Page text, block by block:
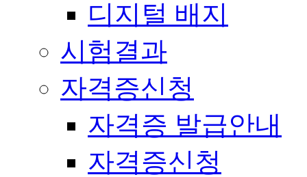
디지털 배지
시험결과
자격증신청
자격증 발급안내
자격증신청